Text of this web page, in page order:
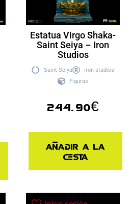
Estatua Virgo Shaka-
Saint Seiya – Iron
Studios
Saint Seiya
Iron studios
Figuras
244.90€
Añadir a la
cesta